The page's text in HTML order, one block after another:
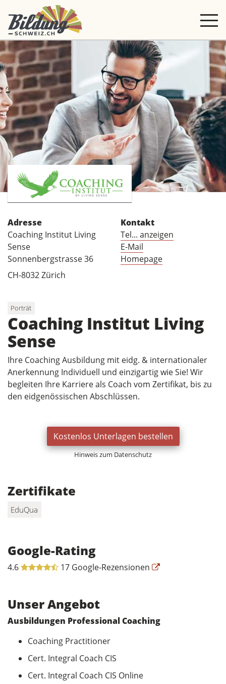
Adresse
Coaching Institut Living
Sense
Sonnenbergstrasse 36
CH-8032 Zürich
Kontakt
Tel... anzeigen
E-Mail
Homepage
Porträt
Coaching Institut Living
Sense
Ihre Coaching Ausbildung mit eidg. & internationaler
Anerkennung Individuell und einzigartig wie Sie! Wir
begleiten Ihre Karriere als Coach vom Zertifikat, bis zu
den eidgenössischen Abschlüssen.
Kostenlos Unterlagen bestellen
Hinweis zum Datenschutz
Zertifikate
EduQua
Google-Rating
4.6 17 Google-Rezensionen
Unser Angebot
Ausbildungen Professional Coaching
Coaching Practitioner
Cert. Integral Coach CIS
Cert. Integral Coach CIS Online